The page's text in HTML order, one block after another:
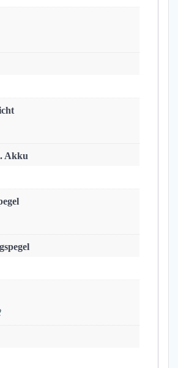
Akku